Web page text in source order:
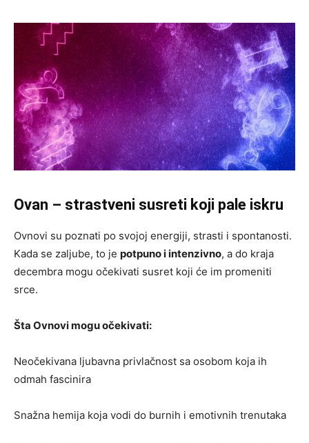
Ovan – strastveni susreti koji pale iskru
Ovnovi su poznati po svojoj energiji, strasti i spontanosti.
Kada se zaljube, to je potpuno i intenzivno, a do kraja
decembra mogu očekivati susret koji će im promeniti
srce.
Šta Ovnovi mogu očekivati:
Neočekivana ljubavna privlačnost sa osobom koja ih
odmah fascinira
Snažna hemija koja vodi do burnih i emotivnih trenutaka